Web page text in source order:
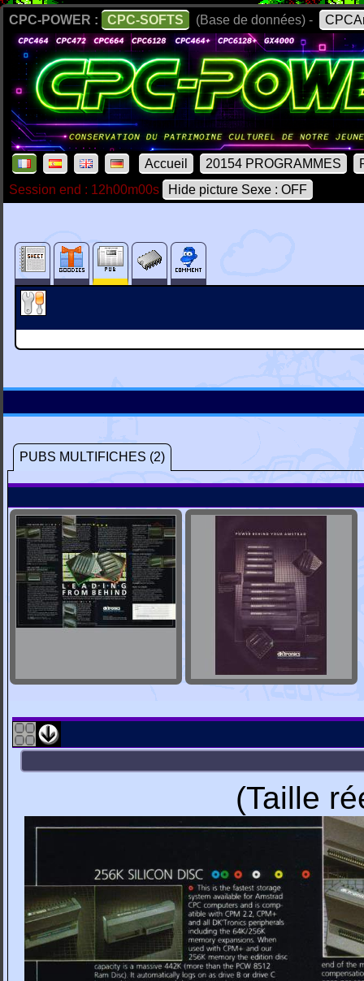
CPC-POWER : CPC-SOFTS (Base de données) -
Accueil 20154 PROGRAMMES
Session end : 12h00m00s
Hide picture Sexe : OFF
PUBS MULTIFICHES (2)
(Taille